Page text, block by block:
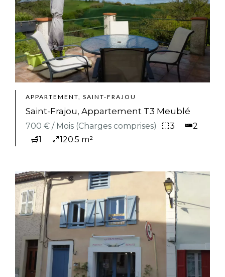
APPARTEMENT, SAINT-FRAJOU
Saint-Frajou, Appartement T3 Meublé
700 € / Mois (Charges comprises) 3
2
1
120.5 m²